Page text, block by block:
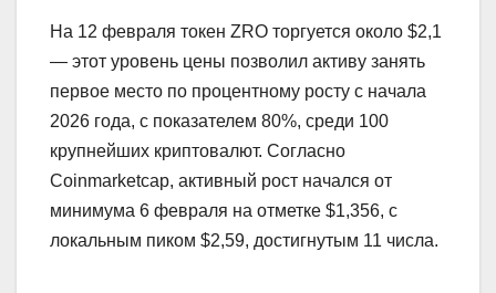
На 12 февраля токен ZRO торгуется около $2,1
— этот уровень цены позволил активу занять
первое место по процентному росту с начала
2026 года, с показателем 80%, среди 100
крупнейших криптовалют. Согласно
Coinmarketcap, активный рост начался от
минимума 6 февраля на отметке $1,356, с
локальным пиком $2,59, достигнутым 11 числа.